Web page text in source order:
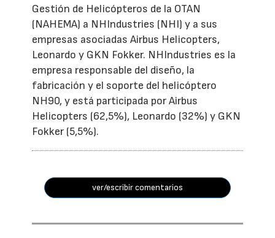
Gestión de Helicópteros de la OTAN
(NAHEMA) a NHIndustries (NHI) y a sus
empresas asociadas Airbus Helicopters,
Leonardo y GKN Fokker. NHIndustries es la
empresa responsable del diseño, la
fabricación y el soporte del helicóptero
NH90, y está participada por Airbus
Helicopters (62,5%), Leonardo (32%) y GKN
Fokker (5,5%).
ver/escribir comentarios